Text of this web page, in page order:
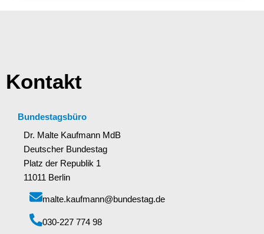
Kontakt
Bundestagsbüro
Dr. Malte Kaufmann MdB
Deutscher Bundestag
Platz der Republik 1
11011 Berlin
malte.kaufmann@bundestag.de
‭030-227 774 98‬